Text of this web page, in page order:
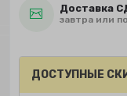
Доставка
завтра или
ДОСТУПНЫЕ